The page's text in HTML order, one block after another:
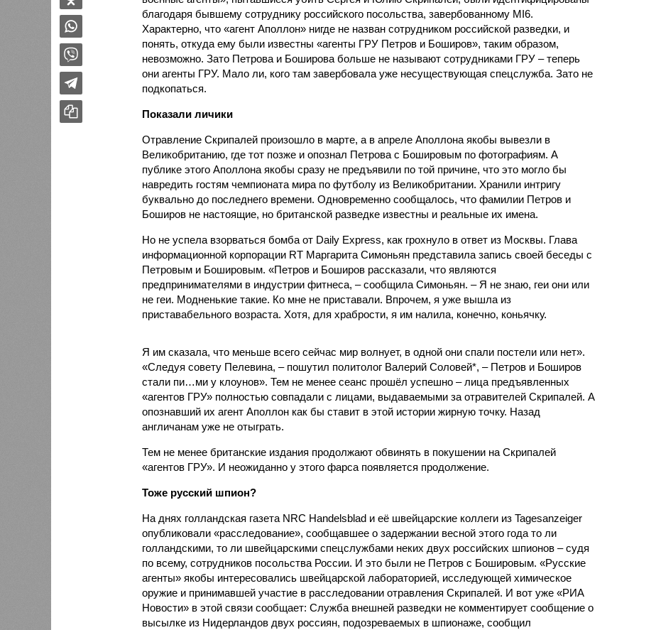
благодаря бывшему сотруднику российского посольства, завербованному MI6.
Характерно, что «агент Аполлон» нигде не назван сотрудником российской разведки, и
понять, откуда ему были известны «агенты ГРУ Петров и Боширов», таким образом,
невозможно. Зато Петрова и Боширова больше не называют сотрудниками ГРУ – теперь
они агенты ГРУ. Мало ли, кого там завербовала уже несуществующая спецслужба. Зато не
подкопаться.
Показали личики
Отравление Скрипалей произошло в марте, а в апреле Аполлона якобы вывезли в
Великобританию, где тот позже и опознал Петрова с Бошировым по фотографиям. А
публике этого Аполлона якобы сразу не предъявили по той причине, что это могло бы
навредить гостям чемпионата мира по футболу из Великобритании. Хранили интригу
буквально до последнего времени. Одновременно сообщалось, что фамилии Петров и
Боширов не настоящие, но британской разведке известны и реальные их имена.
Но не успела взорваться бомба от Daily Express, как грохнуло в ответ из Москвы. Глава
информационной корпорации RT Маргарита Симоньян представила запись своей беседы с
Петровым и Бошировым. «Петров и Боширов рассказали, что являются
предпринимателями в индустрии фитнеса, – сообщила Симоньян. – Я не знаю, геи они или
не геи. Модненькие такие. Ко мне не приставали. Впрочем, я уже вышла из
приставабельного возраста. Хотя, для храбрости, я им налила, конечно, коньячку.
Я им сказала, что меньше всего сейчас мир волнует, в одной они спали постели или нет».
«Следуя совету Пелевина, – пошутил политолог Валерий Соловей*, – Петров и Боширов
стали пи…ми у клоунов». Тем не менее сеанс прошёл успешно – лица предъявленных
«агентов ГРУ» полностью совпадали с лицами, выдаваемыми за отравителей Скрипалей. А
опознавший их агент Аполлон как бы ставит в этой истории жирную точку. Назад
англичанам уже не отыграть.
Тем не менее британские издания продолжают обвинять в покушении на Скрипалей
«агентов ГРУ». И неожиданно у этого фарса появляется продолжение.
Тоже русский шпион?
На днях голландская газета NRC Handelsblad и её швейцарские коллеги из Tagesanzeiger
опубликовали «расследование», сообщавшее о задержании весной этого года то ли
голландскими, то ли швейцарскими спецслужбами неких двух российских шпионов – судя
по всему, сотрудников посольства России. И это были не Петров с Бошировым. «Русские
агенты» якобы интересовались швейцарской лабораторией, исследующей химическое
оружие и принимавшей участие в расследовании отравления Скрипалей. И вот уже «РИА
Новости» в этой связи сообщает: Служба внешней разведки не комментирует сообщение о
высылке из Нидерландов двух россиян, подозреваемых в шпионаже, сообщил